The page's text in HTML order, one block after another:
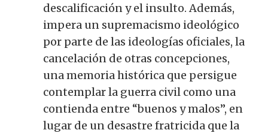
descalificación y el insulto. Además,
impera un supremacismo ideológico
por parte de las ideologías oficiales, la
cancelación de otras concepciones,
una memoria histórica que persigue
contemplar la guerra civil como una
contienda entre “buenos y malos”, en
lugar de un desastre fratricida que la